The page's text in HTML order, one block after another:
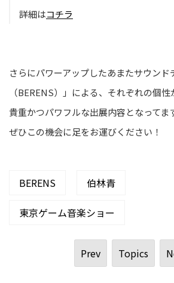
詳細はコチラ
さらにパワーアップしたあまたサウンド
（BERENS）」による、それぞれの個
貴重かつパワフルな出展内容となってま
ぜひこの機会に足をお運びください！
BERENS 伯林青
東京ゲーム音楽ショー
Prev Topics